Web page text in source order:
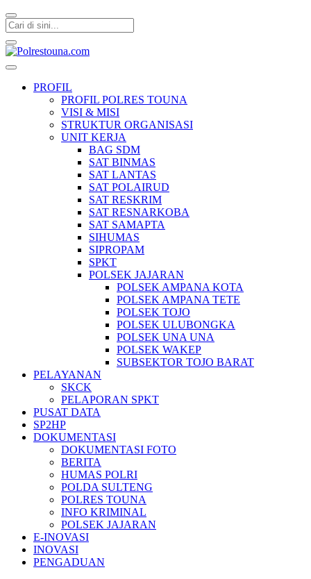
PROFIL
PROFIL POLRES TOUNA
VISI & MISI
STRUKTUR ORGANISASI
UNIT KERJA
BAG SDM
SAT BINMAS
SAT LANTAS
SAT POLAIRUD
SAT RESKRIM
SAT RESNARKOBA
SAT SAMAPTA
SIHUMAS
SIPROPAM
SPKT
POLSEK JAJARAN
POLSEK AMPANA KOTA
POLSEK AMPANA TETE
POLSEK TOJO
POLSEK ULUBONGKA
POLSEK UNA UNA
POLSEK WAKEP
SUBSEKTOR TOJO BARAT
PELAYANAN
SKCK
PELAPORAN SPKT
PUSAT DATA
SP2HP
DOKUMENTASI
DOKUMENTASI FOTO
BERITA
HUMAS POLRI
POLDA SULTENG
POLRES TOUNA
INFO KRIMINAL
POLSEK JAJARAN
E-INOVASI
INOVASI
PENGADUAN